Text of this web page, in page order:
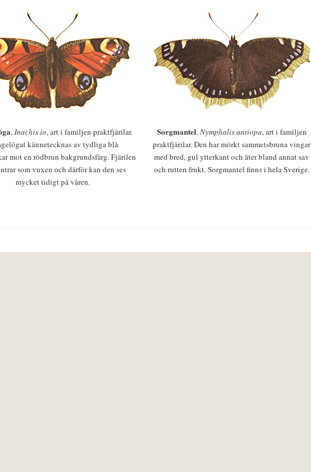
,Inachis io, art i familjen praktfjärilar.
kännetecknas av tydliga blå
mot en rödbrun bakgrundsfärg. Fjärilen
som vuxen och därför kan den ses
mycket tidigt på våren.
Sorgmantel,Nymphalis antiopa, art i familjen
praktfjärilar. Den har mörkt sammetsbruna vingar
med bred, gul ytterkant och äter bland annat sav
och rutten frukt. Sorgmantel finns i hela Sverige.